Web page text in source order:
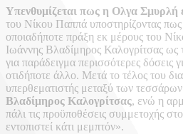
Υπενθυμίζεται πως η Ολγα Σμυρλή
του Νίκου Παππά υποστηρίζοντας πως
οποιαδήποτε πράξη εκ μέρους του
Ιωάννης Βλαδίμηρος Καλογρίτσας ως
για παράδειγμα περισσότερες δόσεις
οτιδήποτε άλλο. Μετά το τέλος του
υπερθεματιστής μεταξύ των τεσσάρων
Βλαδίμηρος Καλογρίτσας, ενώ η
πάλι τις προϋποθέσεις συμμετοχής
εντοπιστεί κάτι μεμπτόν».